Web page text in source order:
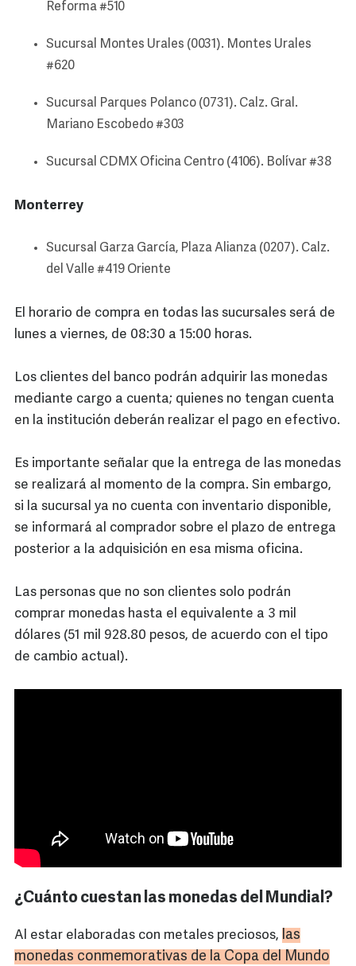
Reforma #510
Sucursal Montes Urales (0031). Montes Urales
#620
Sucursal Parques Polanco (0731). Calz. Gral.
Mariano Escobedo #303
Sucursal CDMX Oficina Centro (4106). Bolívar #38
Monterrey
Sucursal Garza García, Plaza Alianza (0207). Calz.
del Valle #419 Oriente
El horario de compra en todas las sucursales será de
lunes a viernes, de 08:30 a 15:00 horas.
Los clientes del banco podrán adquirir las monedas
mediante cargo a cuenta; quienes no tengan cuenta
en la institución deberán realizar el pago en efectivo.
Es importante señalar que la entrega de las monedas
se realizará al momento de la compra. Sin embargo,
si la sucursal ya no cuenta con inventario disponible,
se informará al comprador sobre el plazo de entrega
posterior a la adquisición en esa misma oficina.
Las personas que no son clientes solo podrán
comprar monedas hasta el equivalente a 3 mil
dólares (51 mil 928.80 pesos, de acuerdo con el tipo
de cambio actual).
¿Cuánto cuestan las monedas del Mundial?
Al estar elaboradas con metales preciosos, las
monedas conmemorativas de la Copa del Mundo